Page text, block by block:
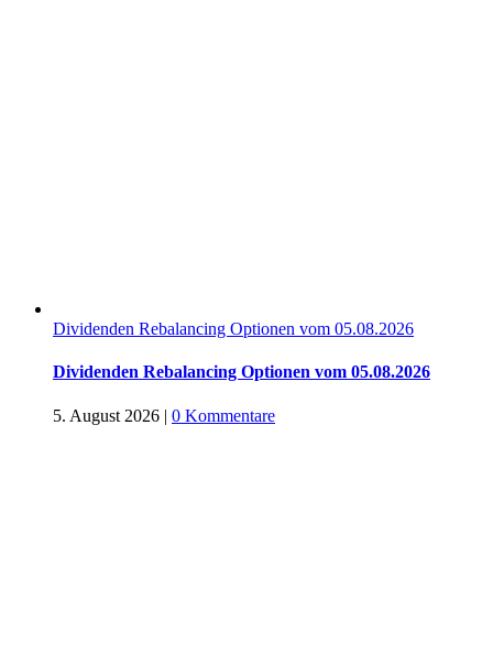
Dividenden Rebalancing Optionen vom 05.08.2026
Dividenden Rebalancing Optionen vom 05.08.2026
5. August 2026 | 0 Kommentare